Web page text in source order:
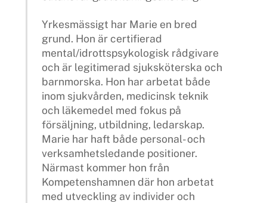
Yrkesmässigt har Marie en bred
grund. Hon är certifierad
mental/idrottspsykologisk rådgivare
och är legitimerad sjuksköterska och
barnmorska. Hon har arbetat både
inom sjukvården, medicinsk teknik
och läkemedel med fokus på
försäljning, utbildning, ledarskap.
Marie har haft både personal- och
verksamhetsledande positioner.
Närmast kommer hon från
Kompetenshamnen där hon arbetat
med utveckling av individer och